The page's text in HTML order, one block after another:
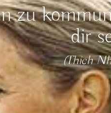
zu
dir
(Thich